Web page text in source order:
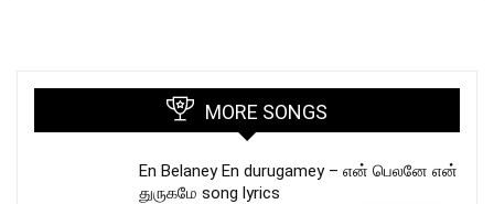
MORE SONGS
En Belaney En durugamey – என் பெலனே என்
துருகமே song lyrics